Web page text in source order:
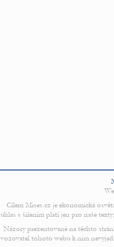
Cílem Mises.cz je ekonomická
s šířením platí jen pro naše
Názory prezentované na těchto
tohoto webu k nim